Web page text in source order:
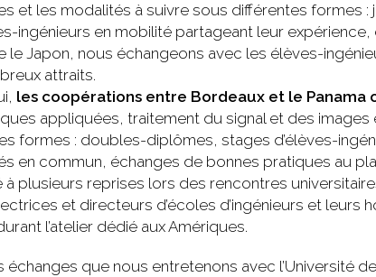
et les modalités à suivre sous différentes formes :
ingénieurs en mobilité partageant leur expérience,
Japon, nous échangeons avec les élèves-
attraits.
les coopérations entre Bordeaux et le Panama
appliquées, traitement du signal et des
formes : doubles-diplômes, stages d’élèves-
en commun, échanges de bonnes pratiques au
plusieurs reprises lors des rencontres
et directeurs d’écoles d’ingénieurs et leurs
l’atelier dédié aux Amériques.
que nous entretenons avec l’Université